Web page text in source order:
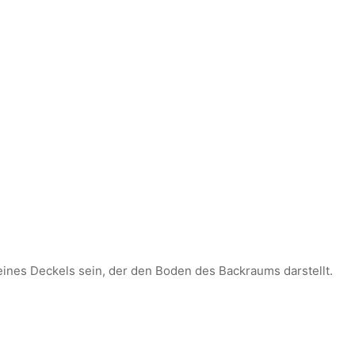
Deckels sein, der den Boden des Backraums darstellt.